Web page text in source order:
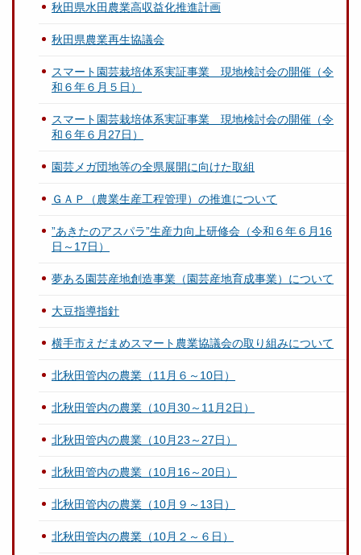
秋田県水田農業高収益化推進計画
秋田県農業再生協議会
スマート園芸栽培体系実証事業 現地検討会の開催（令
和６年６月５日）
スマート園芸栽培体系実証事業 現地検討会の開催（令
和６年６月27日）
園芸メガ団地等の全県展開に向けた取組
ＧＡＰ（農業生産工程管理）の推進について
”あきたのアスパラ”生産力向上研修会（令和６年６月16
日～17日）
夢ある園芸産地創造事業（園芸産地育成事業）について
大豆指導指針
横手市えだまめスマート農業協議会の取り組みについて
北秋田管内の農業（11月６～10日）
北秋田管内の農業（10月30～11月2日）
北秋田管内の農業（10月23～27日）
北秋田管内の農業（10月16～20日）
北秋田管内の農業（10月９～13日）
北秋田管内の農業（10月２～６日）